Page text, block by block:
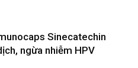
Sinecatechin
ngừa nhiễm HPV